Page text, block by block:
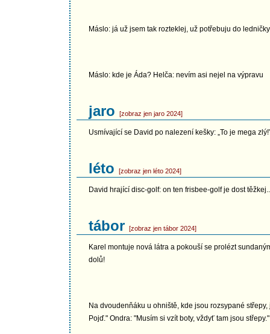
Máslo: já už jsem tak rozteklej, už potřebuju do ledničky
Máslo: kde je Áda? Helča: nevím asi nejel na výpravu
jaro [zobraz jen jaro 2024]
Usmívající se David po nalezení kešky: „To je mega
léto [zobraz jen léto 2024]
David hrající disc-golf: on ten frisbee-golf je dost
tábor [zobraz jen tábor 2024]
Karel montuje nová látra a pokouší se prolézt
dolů!
Na dvoudenňáku u ohniště, kde jsou rozsypané
Pojď." Ondra: "Musím si vzít boty, vždyť tam jsou